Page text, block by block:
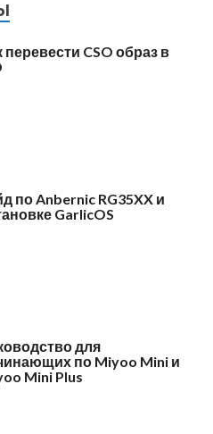
перевести CSO образ в
по Anbernic RG35XX и
GarlicOS
для
по Miyoo Mini и
Mini Plus